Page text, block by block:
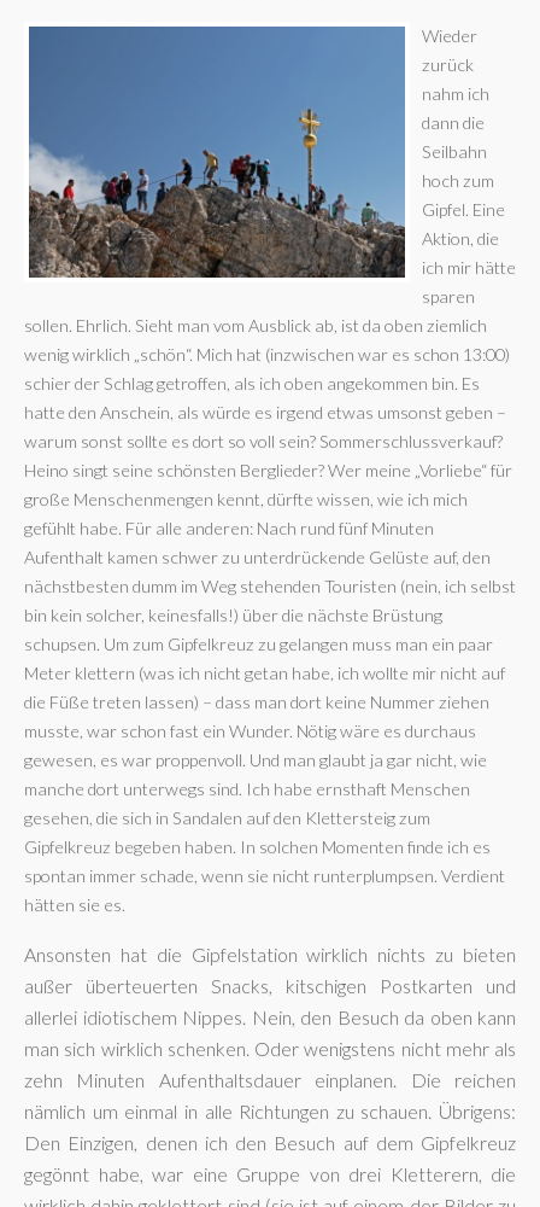
Wieder
zurück
nahm ich
dann die
Seilbahn
hoch zum
Gipfel. Eine
Aktion, die
ich mir hätte
sparen
sollen. Ehrlich. Sieht man vom Ausblick ab, ist da oben ziemlich
wenig wirklich „schön“. Mich hat (inzwischen war es schon 13:00)
schier der Schlag getroffen, als ich oben angekommen bin. Es
hatte den Anschein, als würde es irgend etwas umsonst geben –
warum sonst sollte es dort so voll sein? Sommerschlussverkauf?
Heino singt seine schönsten Berglieder? Wer meine „Vorliebe“ für
große Menschenmengen kennt, dürfte wissen, wie ich mich
gefühlt habe. Für alle anderen: Nach rund fünf Minuten
Aufenthalt kamen schwer zu unterdrückende Gelüste auf, den
nächstbesten dumm im Weg stehenden Touristen (nein, ich selbst
bin kein solcher, keinesfalls!) über die nächste Brüstung
schupsen. Um zum Gipfelkreuz zu gelangen muss man ein paar
Meter klettern (was ich nicht getan habe, ich wollte mir nicht auf
die Füße treten lassen) – dass man dort keine Nummer ziehen
musste, war schon fast ein Wunder. Nötig wäre es durchaus
gewesen, es war proppenvoll. Und man glaubt ja gar nicht, wie
manche dort unterwegs sind. Ich habe ernsthaft Menschen
gesehen, die sich in Sandalen auf den Klettersteig zum
Gipfelkreuz begeben haben. In solchen Momenten finde ich es
spontan immer schade, wenn sie nicht runterplumpsen. Verdient
hätten sie es.
Ansonsten hat die Gipfelstation wirklich nichts zu bieten
außer überteuerten Snacks, kitschigen Postkarten und
allerlei idiotischem Nippes. Nein, den Besuch da oben kann
man sich wirklich schenken. Oder wenigstens nicht mehr als
zehn Minuten Aufenthaltsdauer einplanen. Die reichen
nämlich um einmal in alle Richtungen zu schauen. Übrigens:
Den Einzigen, denen ich den Besuch auf dem Gipfelkreuz
gegönnt habe, war eine Gruppe von drei Kletterern, die